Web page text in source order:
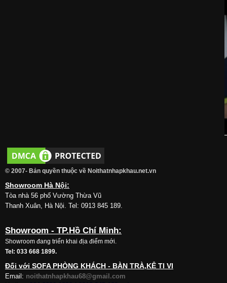
© 2007- Bản quyền thuộc về Noithatnhapkhau.net.vn
Showroom Hà Nội:
Tòa nhà 56 phố Vường Thừa Vũ
Thanh Xuân, Hà Nội. Tel: 0913 845 189.
Showroom - TP.Hồ Chí Minh:
Showroom đang triển khai địa điểm mới.
Tel: 033 668 1899.
Đối với SOFA PHÒNG KHÁCH - BÀN TRÀ,KỆ TI VI
Email: noithatnhapkhau68@gmail.com